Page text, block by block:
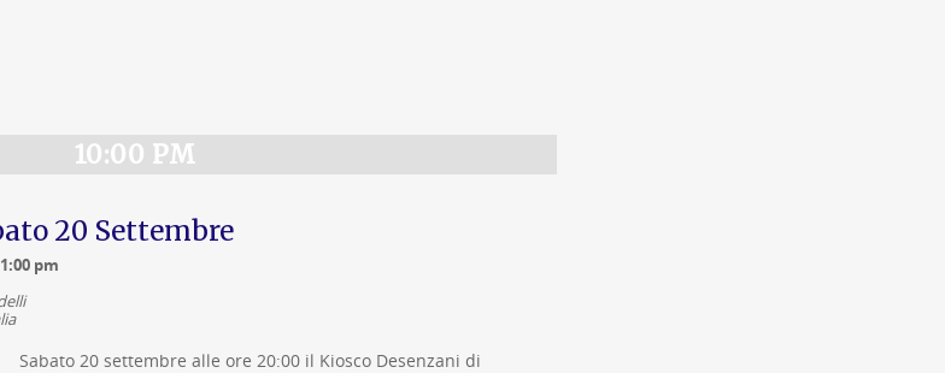
10:00 PM
20 Settembre
pm
Sabato 20 settembre alle ore 20:00 il Kiosco Desenzani di